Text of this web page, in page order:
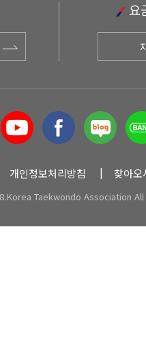
요
개인정보처리방침 찾아오
Taekwondo Association